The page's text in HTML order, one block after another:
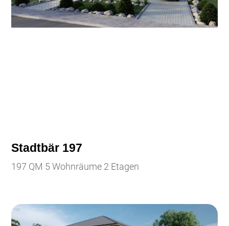
Stadtbär 197
197 QM 5 Wohnräume 2 Etagen